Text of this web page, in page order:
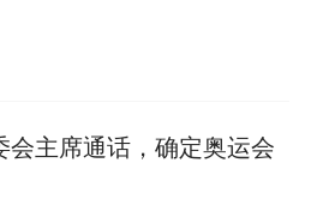
会主席通话，确定奥运会